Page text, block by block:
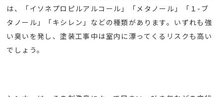
は、「イソネプロピルアルコール」「メタノール」「１-ブ
タノール」「キシレン」などの種類があります。いずれも強
い臭いを発し、塗装工事中は室内に漂ってくるリスクも高い
でしょう。